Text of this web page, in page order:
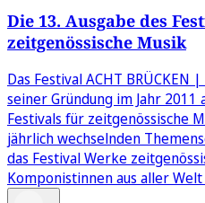
Die 13. Ausgabe des
zeitgenössische Musik
Das Festival ACHT
seiner Gründung im Jahr
Festivals für zeitgenössische
jährlich wechselnden
das Festival Werke
Komponistinnen aus aller